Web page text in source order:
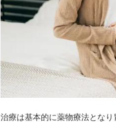
治療は基本的に薬物療法とな